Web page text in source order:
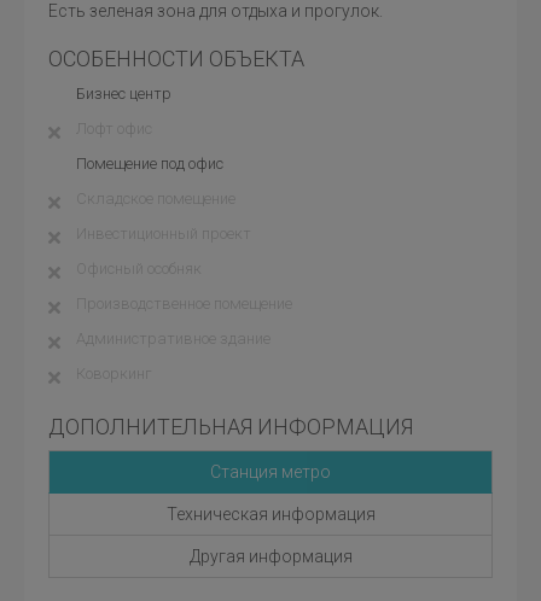
Есть зеленая зона для отдыха и прогулок.
ОСОБЕННОСТИ ОБЪЕКТА
Бизнес центр
Лофт офис
Помещение под офис
Складское помещение
Инвестиционный проект
Офисный особняк
Производственное помещение
Административное здание
Коворкинг
ДОПОЛНИТЕЛЬНАЯ ИНФОРМАЦИЯ
Станция метро
Техническая информация
Другая информация